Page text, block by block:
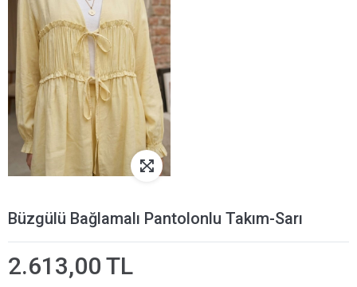
Büzgülü Bağlamalı Pantolonlu Takım-Sarı
2.613,00 TL